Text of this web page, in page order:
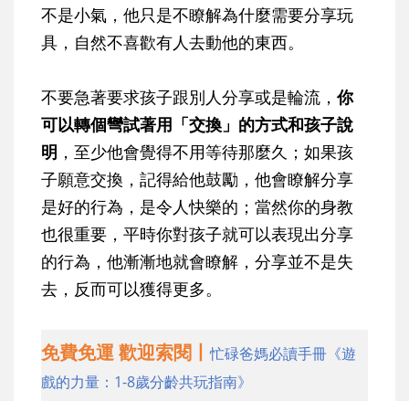
不是小氣，他只是不瞭解為什麼需要分享玩
具，自然不喜歡有人去動他的東西。
不要急著要求孩子跟別人分享或是輪流，你
可以轉個彎試著用「交換」的方式和孩子說
明 ，至少他會覺得不用等待那麼久；如果孩
子願意交換，記得給他鼓勵，他會瞭解分享
是好的行為，是令人快樂的；當然你的身教
也很重要，平時你對孩子就可以表現出分享
的行為，他漸漸地就會瞭解，分享並不是失
去，反而可以獲得更多。
免費免運 歡迎索閱丨忙碌爸媽必讀手冊《遊
戲的力量：1-8歲分齡共玩指南》